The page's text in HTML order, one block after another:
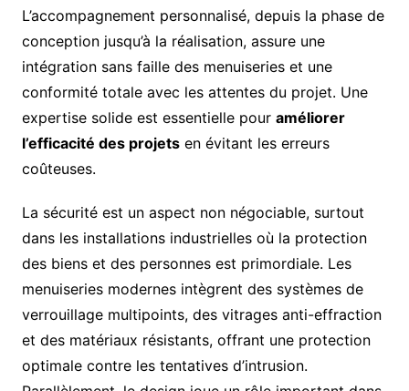
L’accompagnement personnalisé, depuis la phase de
conception jusqu’à la réalisation, assure une
intégration sans faille des menuiseries et une
conformité totale avec les attentes du projet. Une
expertise solide est essentielle pour améliorer
l’efficacité des projetsen évitant les erreurs
coûteuses.
La sécurité est un aspect non négociable, surtout
dans les installations industrielles où la protection
des biens et des personnes est primordiale. Les
menuiseries modernes intègrent des systèmes de
verrouillage multipoints, des vitrages anti-effraction
et des matériaux résistants, offrant une protection
optimale contre les tentatives d’intrusion.